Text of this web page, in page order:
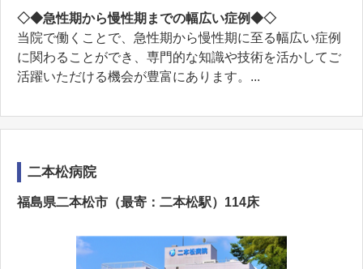
◇◆急性期から慢性期までの幅広い症例◆◇
当院で働くことで、急性期から慢性期に至る幅広い症例
に関わることができ、専門的な知識や技術を活かしてご
活躍いただける機会が豊富にあります。...
二本松病院
福島県二本松市（最寄：二本松駅）114床